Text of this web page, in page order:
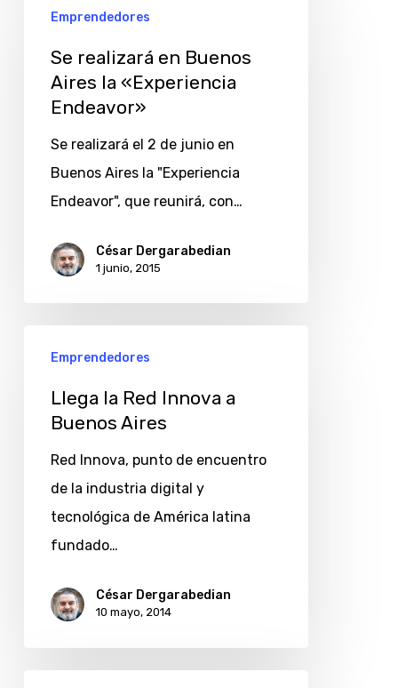
realizará
Buenos
Aires
«Experiencia
Endeavor»
Emprendedores
Se realizará en Buenos
Aires la «Experiencia
Endeavor»
Se realizará el 2 de junio en
Buenos Aires la "Experiencia
Endeavor", que reunirá, con…
César Dergarabedian
1 junio, 2015
Innova
Buenos
Aires
Emprendedores
Llega la Red Innova a
Buenos Aires
Red Innova, punto de encuentro
de la industria digital y
tecnológica de América latina
fundado…
César Dergarabedian
10 mayo, 2014